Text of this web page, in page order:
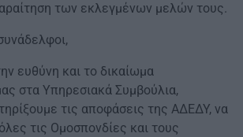
των εκλεγμένων μελών τους.
ευθύνη και το δικαίωμα
στα Υπηρεσιακά Συμβούλια,
τις αποφάσεις της ΑΔΕΔΥ, να
τις Ομοσπονδίες και τους